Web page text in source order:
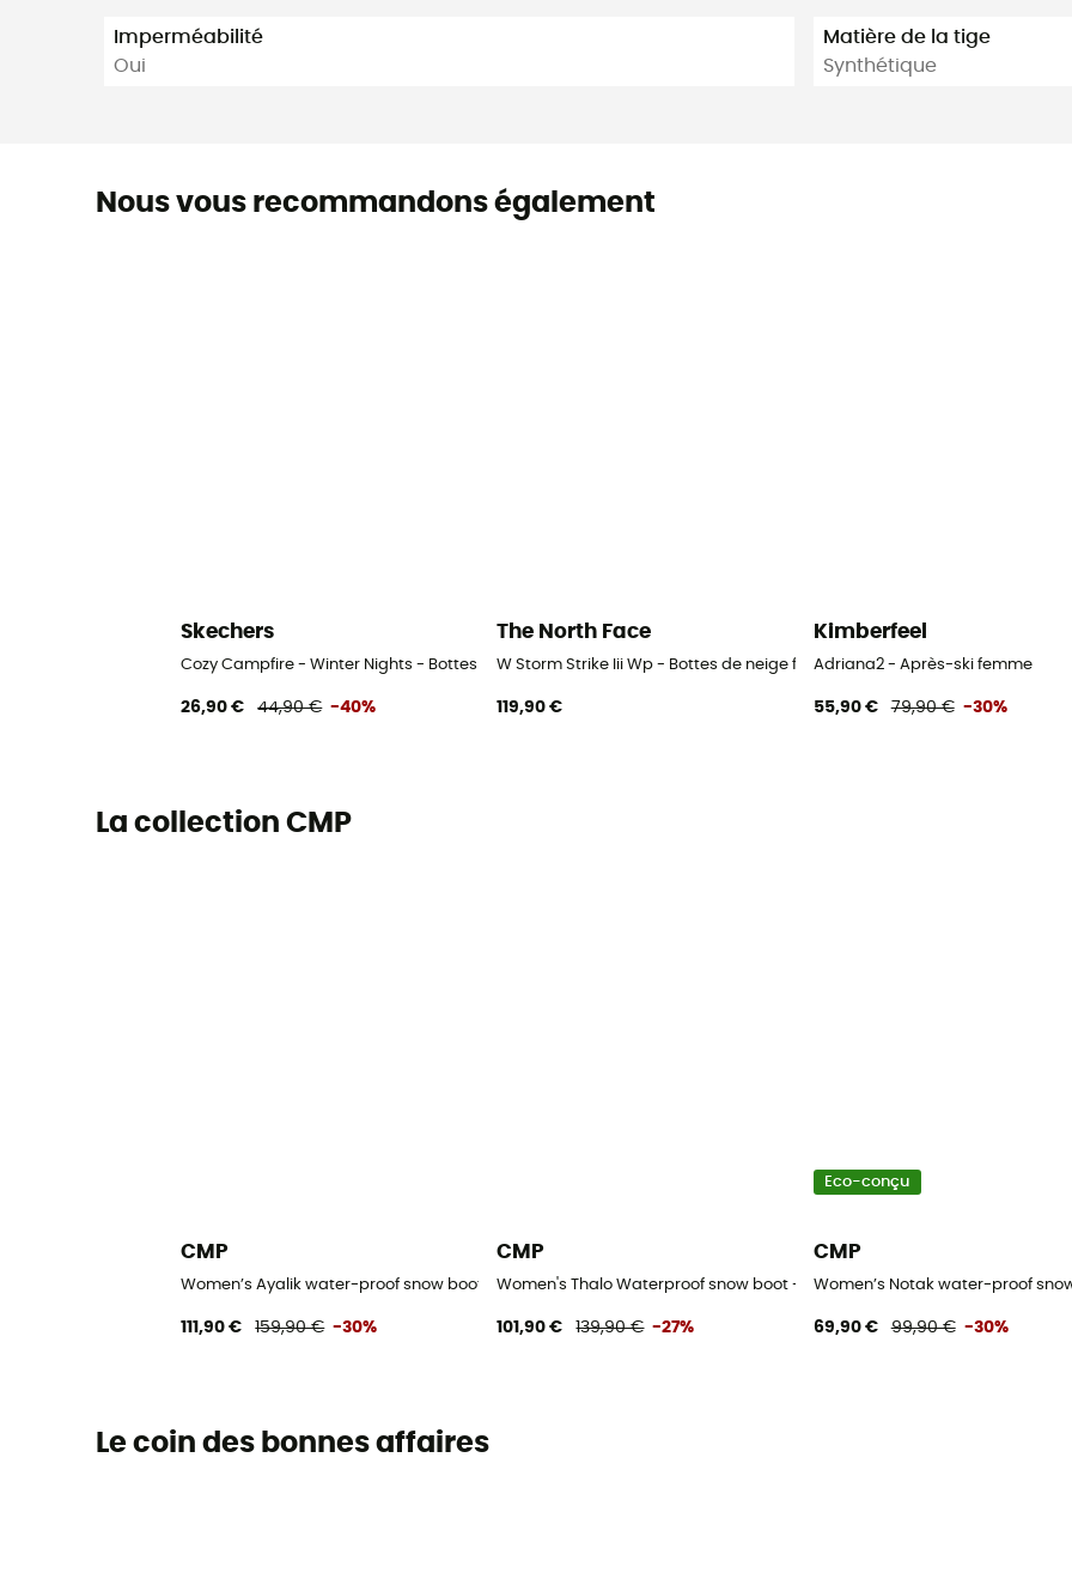
Imperméabilité
Oui
Matière de la tige
Synthétique
Nous vous recommandons également
Skechers
Cozy Campfire - Winter Nights - Bottes de neige femme
26,90 € 44,90 € -40%
The North Face
W Storm Strike Iii Wp - Bottes de neige femme
119,90 €
Kimberfeel
Adriana2 - Après-ski femme
55,90 € 79,90 € -30%
La collection CMP
CMP
Women’s Ayalik water-proof snow boots - Bottes de neige femme
111,90 € 159,90 € -30%
CMP
Women's Thalo Waterproof snow boot - Bottes de neige femme
101,90 € 139,90 € -27%
Eco-conçu
CMP
Women’s Notak water-proof
69,90 € 99,90 € -30%
Le coin des bonnes affaires